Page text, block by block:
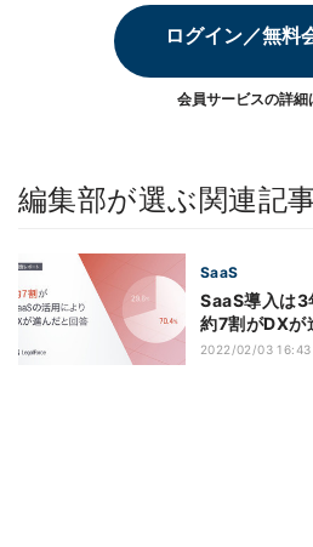
ログイン／無料
会員サービスの詳細
編集部が選ぶ関連記
SaaS
SaaS導入は3
約7割がDXが
2022/02/03 16:43